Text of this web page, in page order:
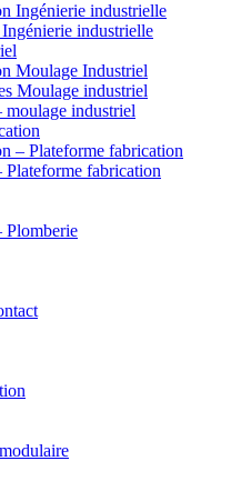
Ingénierie industrielle
industrielle
Moulage Industriel
Moulage industriel
moulage industriel
– Plateforme fabrication
Plateforme fabrication
Plomberie